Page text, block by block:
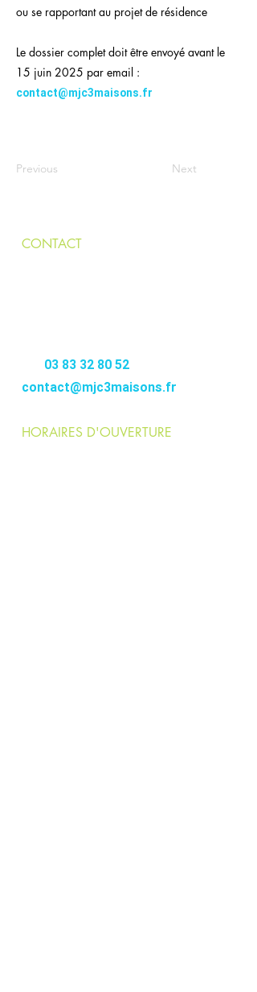
ou se rapportant au projet de résidence
Le dossier complet doit être envoyé avant le
15 juin 2025 par email :
contact@mjc3maisons.fr
Previous Next
CONTACT
03 83 32 80 52
contact@mjc3maisons.fr
HORAIRES D'OUVERTURE